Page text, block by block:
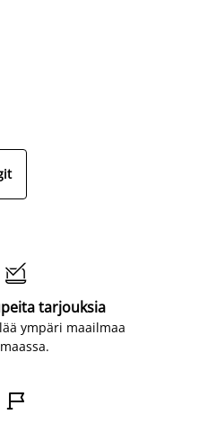

tarjouksia
ympäri maailmaa
